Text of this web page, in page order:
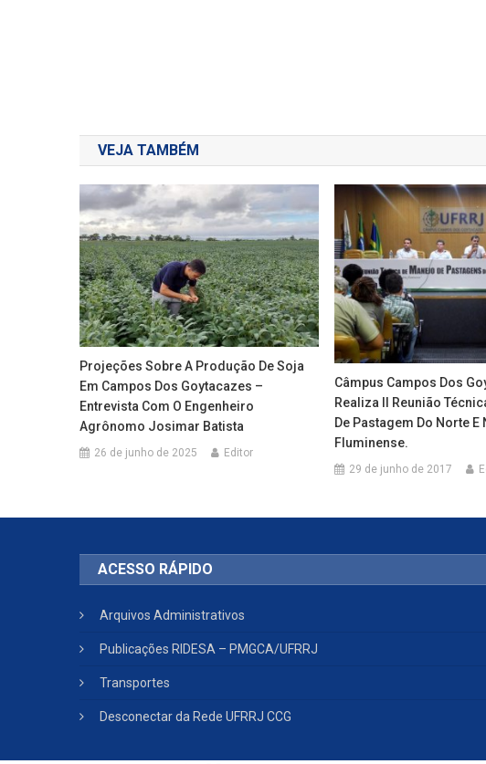
VEJA TAMBÉM
Projeções Sobre A Produção De Soja
Em Campos Dos Goytacazes –
Entrevista Com O Engenheiro
Agrônomo Josimar Batista
26 de junho de 2025 Editor
Câmpus Campos Dos
Realiza II Reunião
De Pastagem Do Norte E
Fluminense.
29 de junho de 2017
ACESSO RÁPIDO
Arquivos Administrativos
Publicações RIDESA – PMGCA/UFRRJ
Transportes
Desconectar da Rede UFRRJ CCG